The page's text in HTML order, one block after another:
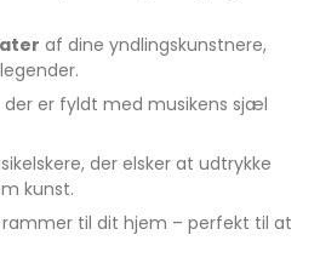
af dine yndlingskunstnere,
der er fyldt med musikens sjæl
der elsker at udtrykke
kunst.
til dit hjem – perfekt til at